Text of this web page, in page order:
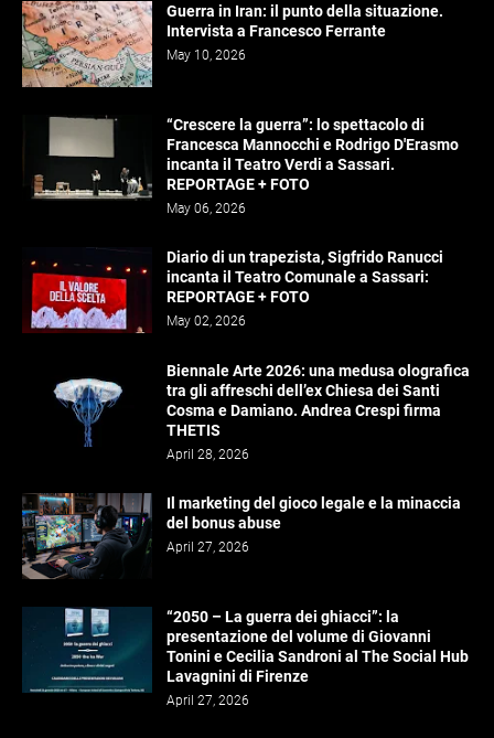
Guerra in Iran: il punto della situazione.
Intervista a Francesco Ferrante
May 10, 2026
“Crescere la guerra”: lo spettacolo di
Francesca Mannocchi e Rodrigo D'Erasmo
incanta il Teatro Verdi a Sassari.
REPORTAGE + FOTO
May 06, 2026
Diario di un trapezista, Sigfrido Ranucci
incanta il Teatro Comunale a Sassari:
REPORTAGE + FOTO
May 02, 2026
Biennale Arte 2026: una medusa olografica
tra gli affreschi dell’ex Chiesa dei Santi
Cosma e Damiano. Andrea Crespi firma
THETIS
April 28, 2026
Il marketing del gioco legale e la minaccia
del bonus abuse
April 27, 2026
“2050 – La guerra dei ghiacci”: la
presentazione del volume di Giovanni
Tonini e Cecilia Sandroni al The Social Hub
Lavagnini di Firenze
April 27, 2026